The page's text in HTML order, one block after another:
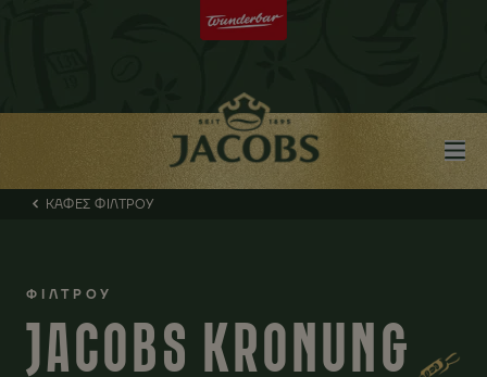
ΚΑΦΕΣ ΦΙΛΤΡΟΥ
ΦΙΛΤΡΟΥ
JACOBS KRONUNG